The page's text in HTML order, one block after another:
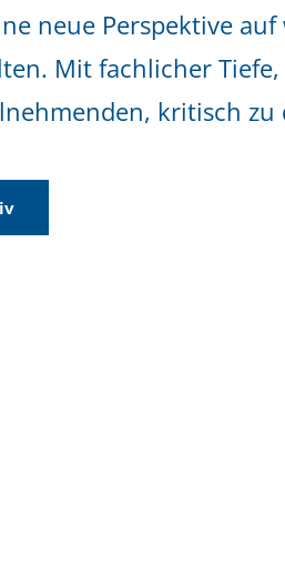
neue Perspektive
Mit fachlicher
kritisch